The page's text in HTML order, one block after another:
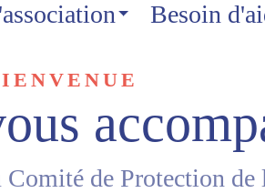
Besoin
de Protection